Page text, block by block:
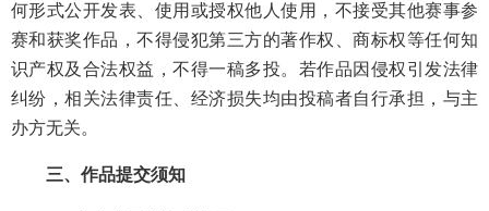
何形式公开发表、使用或授权他人使用，不接受其他赛事参
赛和获奖作品，不得侵犯第三方的著作权、商标权等任何知
识产权及合法权益，不得一稿多投。若作品因侵权引发法律
纠纷，相关法律责任、经济损失均由投稿者自行承担，与主
办方无关。
三、作品提交须知